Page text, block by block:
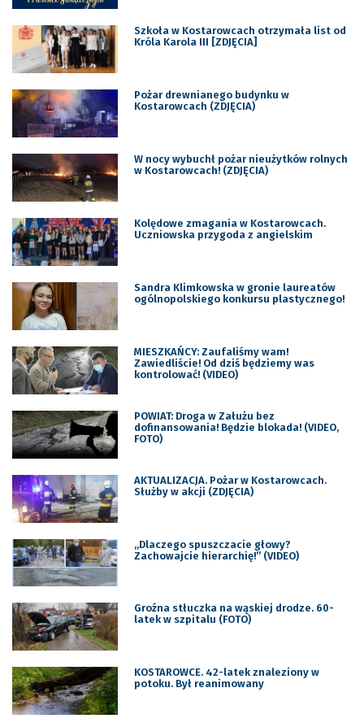
Szkoła w Kostarowcach otrzymała list od
Króla Karola III [ZDJĘCIA]
Pożar drewnianego budynku w
Kostarowcach (ZDJĘCIA)
W nocy wybuchł pożar nieużytków rolnych
w Kostarowcach! (ZDJĘCIA)
Kolędowe zmagania w Kostarowcach.
Uczniowska przygoda z angielskim
Sandra Klimkowska w gronie laureatów
ogólnopolskiego konkursu plastycznego!
MIESZKAŃCY: Zaufaliśmy wam!
Zawiedliście! Od dziś będziemy was
kontrolować! (VIDEO)
POWIAT: Droga w Załużu bez
dofinansowania! Będzie blokada! (VIDEO,
FOTO)
AKTUALIZACJA. Pożar w Kostarowcach.
Służby w akcji (ZDJĘCIA)
„Dlaczego spuszczacie głowy?
Zachowajcie hierarchię!” (VIDEO)
Groźna stłuczka na wąskiej drodze. 60-
latek w szpitalu (FOTO)
KOSTAROWCE. 42-latek znaleziony w
potoku. Był reanimowany